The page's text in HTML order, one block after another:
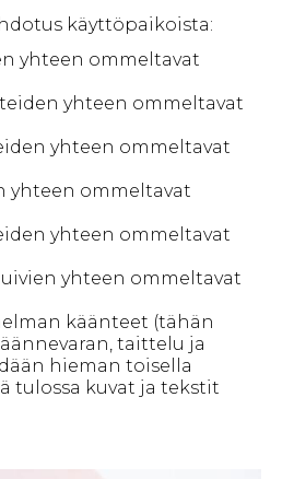
käyttöpaikoista:
yhteen ommeltavat
yhteen ommeltavat
yhteen ommeltavat
yhteen ommeltavat
yhteen ommeltavat
yhteen ommeltavat
käänteet (tähän
taittelu ja
hieman toisella
tulossa kuvat ja tekstit